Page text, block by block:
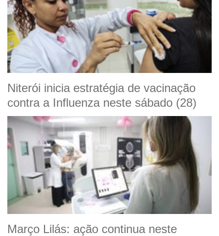
Niterói inicia estratégia de vacinação
contra a Influenza neste sábado (28)
Março Lilás: ação continua neste